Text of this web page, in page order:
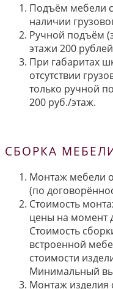
Подъём мебели
наличии
Ручной подъём
этажи 200
При габаритах
отсутствии
только ручной
200 руб./этаж.
СБОРКА
Монтаж мебели
(по
Стоимость
цены на момент
Стоимость
встроенной
стоимости
Минимальный
Монтаж изделия